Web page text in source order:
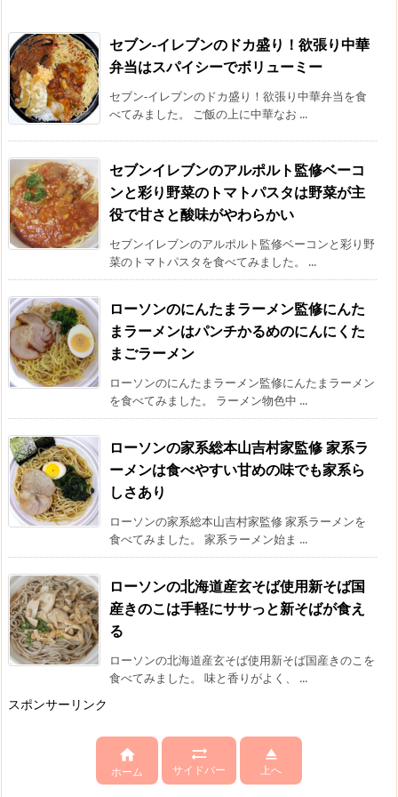
セブン-イレブンのドカ盛り！欲張り中華
弁当はスパイシーでボリューミー
セブン-イレブンのドカ盛り！欲張り中華弁当を食
べてみました。 ご飯の上に中華なお ...
セブンイレブンのアルポルト監修ベーコ
ンと彩り野菜のトマトパスタは野菜が主
役で甘さと酸味がやわらかい
セブンイレブンのアルポルト監修ベーコンと彩り野
菜のトマトパスタを食べてみました。 ...
ローソンのにんたまラーメン監修にんた
まラーメンはパンチかるめのにんにくた
まごラーメン
ローソンのにんたまラーメン監修にんたまラーメン
を食べてみました。 ラーメン物色中 ...
ローソンの家系総本山吉村家監修 家系ラ
ーメンは食べやすい甘めの味でも家系ら
しさあり
ローソンの家系総本山吉村家監修 家系ラーメンを
食べてみました。 家系ラーメン始ま ...
ローソンの北海道産玄そば使用新そば国
産きのこは手軽にササっと新そばが食え
る
ローソンの北海道産玄そば使用新そば国産きのこを
食べてみました。 味と香りがよく、 ...
スポンサーリンク

ホーム

サイドバー

上へ